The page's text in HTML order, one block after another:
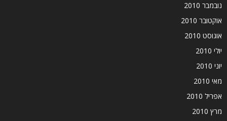
נובמבר 2010
אוקטובר 2010
אוגוסט 2010
יולי 2010
יוני 2010
מאי 2010
אפריל 2010
מרץ 2010